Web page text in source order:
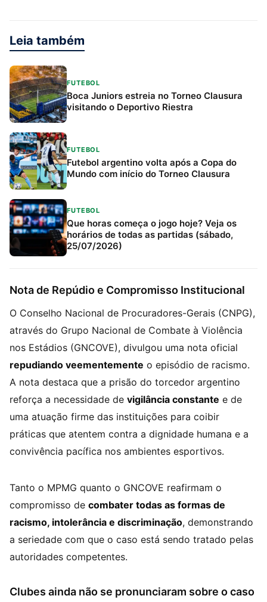
Leia também
FUTEBOL
Boca Juniors estreia no Torneo Clausura
visitando o Deportivo Riestra
FUTEBOL
Futebol argentino volta após a Copa do
Mundo com início do Torneo Clausura
FUTEBOL
Que horas começa o jogo hoje? Veja os
horários de todas as partidas (sábado,
25/07/2026)
Nota de Repúdio e Compromisso Institucional
O Conselho Nacional de Procuradores-Gerais (CNPG),
através do Grupo Nacional de Combate à Violência
nos Estádios (GNCOVE), divulgou uma nota oficial
repudiando veementemente o episódio de racismo.
A nota destaca que a prisão do torcedor argentino
reforça a necessidade de vigilância constante e de
uma atuação firme das instituições para coibir
práticas que atentem contra a dignidade humana e a
convivência pacífica nos ambientes esportivos.
Tanto o MPMG quanto o GNCOVE reafirmam o
compromisso de combater todas as formas de
racismo, intolerância e discriminação, demonstrando
a seriedade com que o caso está sendo tratado pelas
autoridades competentes.
Clubes ainda não se pronunciaram sobre o caso